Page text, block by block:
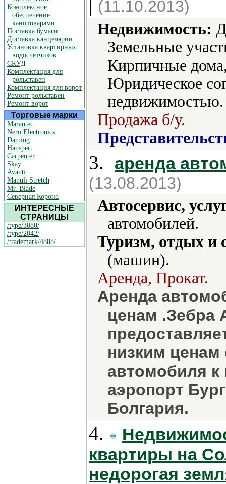
Комплексное
обеспечение
канцтоварами
Поставка бумаги
Доставка канцелярии
Установка квартирных
водосчетчиков
СКУД
Комплектация для
рольставен
Комплектация для ворот
Ремонт рольставен
Ремонт ворот
Торговые марки
Marantec
Nero Electronics
Daming
Hanspert
Carpenter
Skay
Avanti
Manuli Stretch
Mr. Blade
Северная Корона
ИНТЕРЕСНЫЕ
СТРАНИЦЫ
/type/3080/
/type/2042/
/trademark/4888/
| (11.10.2013)
Недвижимость:
Земельные
Кирпичные
Юридическое
недвижимостью.
Продажа б/у.
3. аренда
(13.08.2013)
Автосервис,
автомобилей.
Туризм, отдых и
(машин).
Аренда, Прокат.
Аренда
ценам .Зебра
низким
автомобиля
аэропорт
Болгария.
4.
квартиры на
недорогая